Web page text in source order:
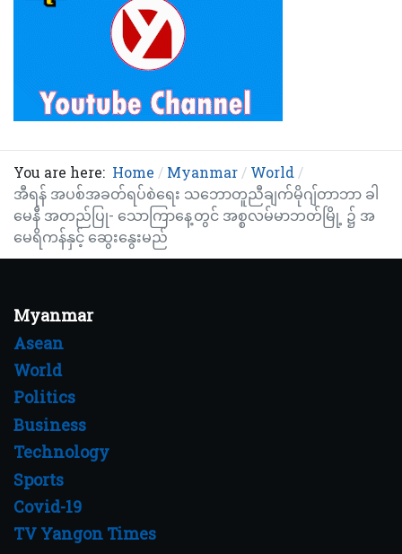
You are here: Home Myanmar
World
အီရန် အပစ်အခတ်ရပ်စဲရေး သဘောတူညီချက်မိုဂျ်တာဘာ ခါ
မေနီ အတည်ပြု- သောကြာနေ့တွင် အစ္စလမ်မာဘတ်မြို့ ၌ အ
မေရိကန်နှင့် ဆွေးနွေးမည်
Myanmar
Asean
World
Politics
Business
Technology
Sports
Covid-19
TV Yangon Times